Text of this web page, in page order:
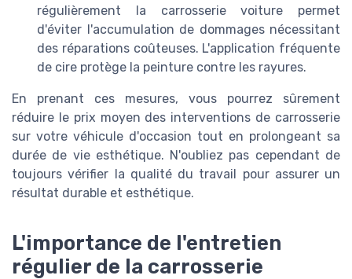
régulièrement la carrosserie voiture permet
d'éviter l'accumulation de dommages nécessitant
des réparations coûteuses. L'application fréquente
de cire protège la peinture contre les rayures.
En prenant ces mesures, vous pourrez sûrement
réduire le prix moyen des interventions de carrosserie
sur votre véhicule d'occasion tout en prolongeant sa
durée de vie esthétique. N'oubliez pas cependant de
toujours vérifier la qualité du travail pour assurer un
résultat durable et esthétique.
L'importance de l'entretien
régulier de la carrosserie